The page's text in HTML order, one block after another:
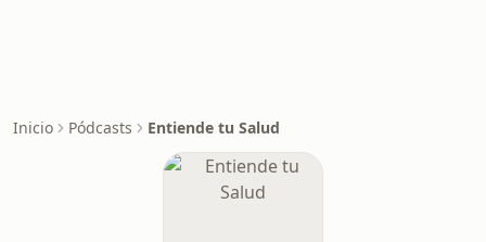
Inicio Pódcasts Entiende tu Salud